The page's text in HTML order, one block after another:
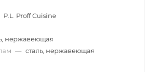
P.L. Proff Cuisine
нержавеющая
— сталь, нержавеющая